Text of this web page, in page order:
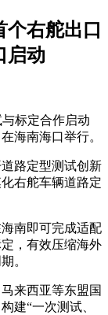
右舵出口
启动
标定合作启动
海南海口举行。
路定型测试创新
右舵车辆道路定
南即可完成适配
，有效压缩海外
。
来西亚等东盟国
建“一次测试、